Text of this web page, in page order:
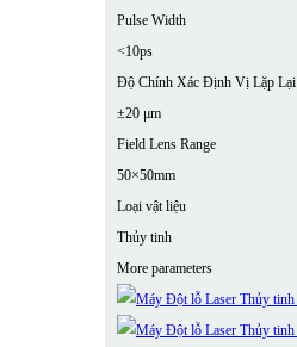
Pulse Width
<10ps
Độ Chính Xác Định Vị Lặp Lại
±20 μm
Field Lens Range
50×50mm
Loại vật liệu
Thủy tinh
More parameters